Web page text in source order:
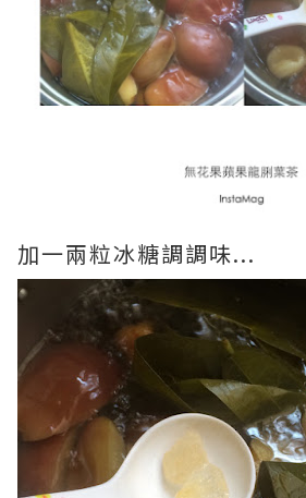
加一兩粒冰糖調調味...